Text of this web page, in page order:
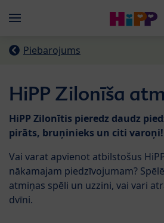
Menü
Piebarojums
HiPP Zilonīša
HiPP Zilonītis pieredz daudz
pirāts, bruņinieks un citi varoņi!
Vai varat apvienot atbilstošus
nākamajam piedzīvojumam?
atmiņas spēli un uzzini, vai vari
dvīni.